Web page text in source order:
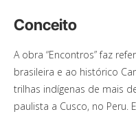
Conceito
A obra “Encontros” faz
brasileira e ao histórico
trilhas indígenas de mais
paulista a Cusco, no Peru.